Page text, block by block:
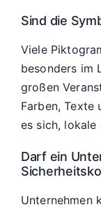
Sind die
Viele
besonders im
großen
Farben, Texte
es sich, lokale
Darf ein
Unternehmen